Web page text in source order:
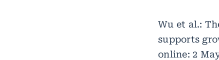
Wu et al.:
supports
online: 2